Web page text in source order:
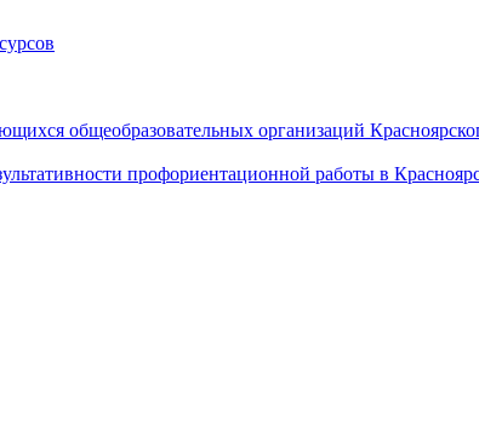
общеобразовательных организаций
профориентационной работы в